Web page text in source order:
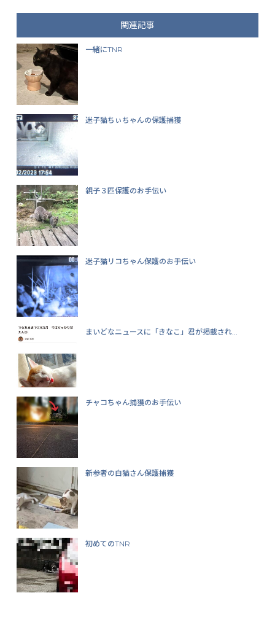
関連記事
一緒にTNR
迷子猫ちぃちゃんの保護捕獲
親子３匹保護のお手伝い
迷子猫リコちゃん保護のお手伝い
まいどなニュースに「きなこ」君が掲載され...
チャコちゃん捕獲のお手伝い
新参者の白猫さん保護捕獲
初めてのTNR